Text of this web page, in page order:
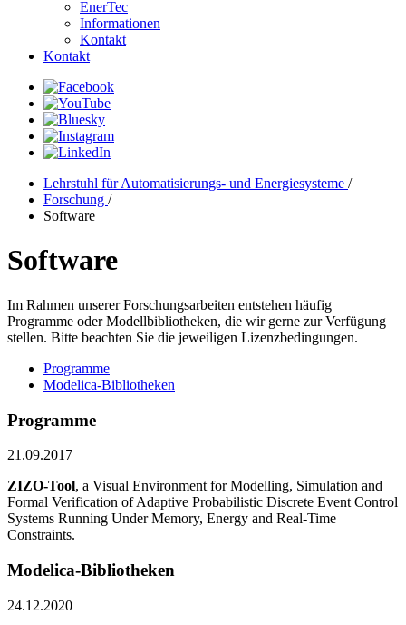
EnerTec
Informationen
Kontakt
Kontakt
Lehrstuhl für Automatisierungs- und Energiesysteme /
Forschung /
Software
Software
Im Rahmen unserer Forschungsarbeiten entstehen häufig
Programme oder Modellbibliotheken, die wir gerne zur Verfügung
stellen. Bitte beachten Sie die jeweiligen Lizenzbedingungen.
Programme
Modelica-Bibliotheken
Programme
21.09.2017
ZIZO-Tool, a Visual Environment for Modelling, Simulation and
Formal Verification of Adaptive Probabilistic Discrete Event Control
Systems Running Under Memory, Energy and Real-Time
Constraints.
Modelica-Bibliotheken
24.12.2020